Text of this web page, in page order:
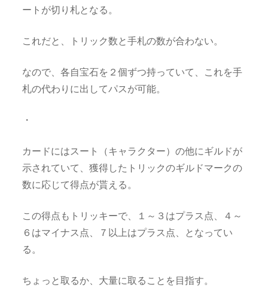
ートが切り札となる。
これだと、トリック数と手札の数が合わない。
なので、各自宝石を２個ずつ持っていて、これを手
札の代わりに出してパスが可能。
・
カードにはスート（キャラクター）の他にギルドが
示されていて、獲得したトリックのギルドマークの
数に応じて得点が貰える。
この得点もトリッキーで、１～３はプラス点、４～
６はマイナス点、７以上はプラス点、となってい
る。
ちょっと取るか、大量に取ることを目指す。